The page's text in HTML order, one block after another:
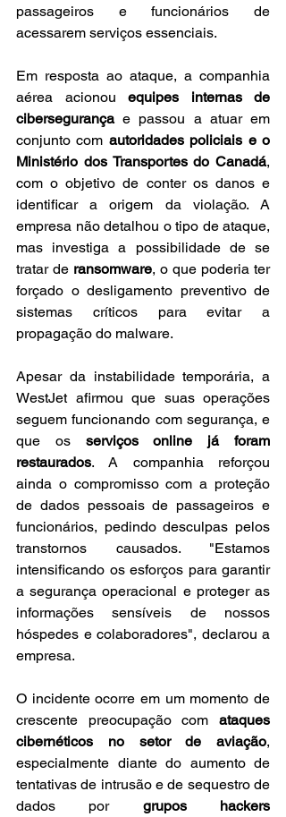
passageiros e funcionários de
acessarem serviços essenciais.
Em resposta ao ataque, a companhia
aérea acionou equipes internas de
cibersegurança e passou a atuar em
conjunto com autoridades policiais e o
Ministério dos Transportes do Canadá,
com o objetivo de conter os danos e
identificar a origem da violação. A
empresa não detalhou o tipo de ataque,
mas investiga a possibilidade de se
tratar de ransomware, o que poderia ter
forçado o desligamento preventivo de
sistemas críticos para evitar a
propagação do malware.
Apesar da instabilidade temporária, a
WestJet afirmou que suas operações
seguem funcionando com segurança, e
que os serviços online já foram
restaurados. A companhia reforçou
ainda o compromisso com a proteção
de dados pessoais de passageiros e
funcionários, pedindo desculpas pelos
transtornos causados. "Estamos
intensificando os esforços para garantir
a segurança operacional e proteger as
informações sensíveis de nossos
hóspedes e colaboradores", declarou a
empresa.
O incidente ocorre em um momento de
crescente preocupação com ataques
cibernéticos no setor de aviação,
especialmente diante do aumento de
tentativas de intrusão e de sequestro de
dados por grupos hackers